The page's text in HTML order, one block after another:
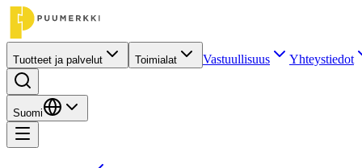
Tuotteet ja palvelut Toimialat Vastuullisuus Yhteystiedot
Suomi